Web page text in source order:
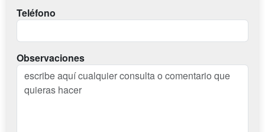
Teléfono
Observaciones